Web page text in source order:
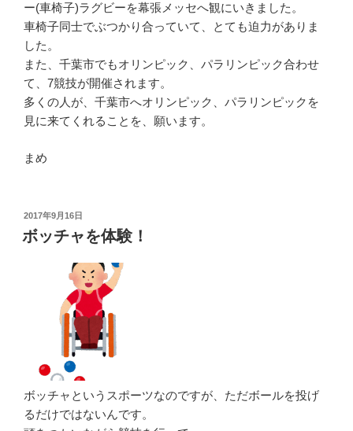
ー(車椅子)ラグビーを幕張メッセへ観にいきました。
車椅子同士でぶつかり合っていて、とても迫力がありま
した。
また、千葉市でもオリンピック、パラリンピック合わせ
て、7競技が開催されます。
多くの人が、千葉市へオリンピック、パラリンピックを
見に来てくれることを、願います。
まめ
投
稿
日:
2017年9月16日
ボッチャを体験！
ボッチャというスポーツなのですが、ただボールを投げ
るだけではないんです。